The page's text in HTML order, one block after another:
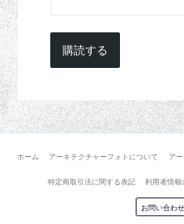
購読する
ホーム アーキテクチャーフォトについて ア
特定商取引法に関する表記 利用者情報
お問い合わせ